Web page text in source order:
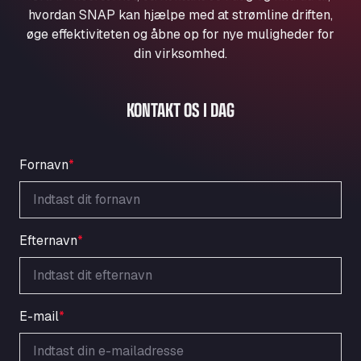
Aqua Ariva GmbH
Marie-Curie-Straße 24, 68219
Aral Autohof Bockel
Oppelner Str. 1, 31167
Nellinger Str. 24, 89188
ARAL Autohof Preis
Schellweilerstraße 1, 66871
ARAL Tankstelle - XXL Truckwash.de
GmbH
Ardleigh South Services
Area 47 Hermanos Rico
Autovia A4 km 47, 28300
hvordan SNAP kan hjælpe med at strømline driften,
øge effektiviteten og åbne op for nye muligheder for
din virksomhed.
KONTAKT OS I DAG
Fornavn*
Efternavn*
E-mail*